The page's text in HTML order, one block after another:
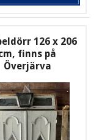
126 x 206
finns på
Överjärva